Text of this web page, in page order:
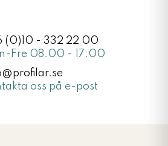
(0)10 - 332 22 00
Fre 08.00 - 17.00
oss på e-post